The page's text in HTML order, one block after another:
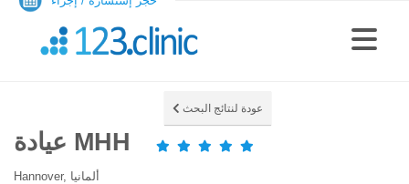
عودة لنتائج البحث
عيادة MHH
Hannover, ألمانيا